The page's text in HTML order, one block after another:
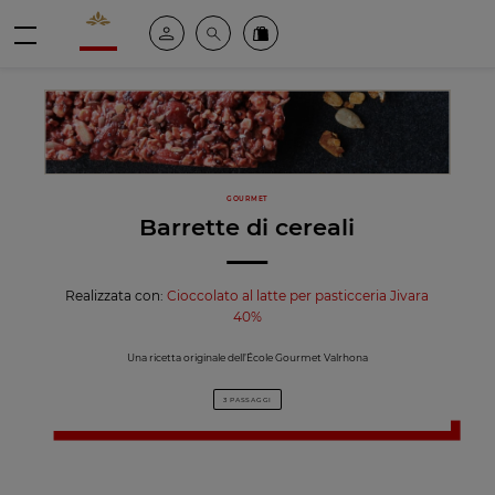
Valrhona - Imaginons le meilleur du chocolat
Il mio account
Cerca Ordinate i nostri prodotti online
GOURMET
Barrette di cereali
Realizzata con:Cioccolato al latte per pasticceria Jivara
40%
Una ricetta originale dell’École Gourmet Valrhona
3 PASSAGGI